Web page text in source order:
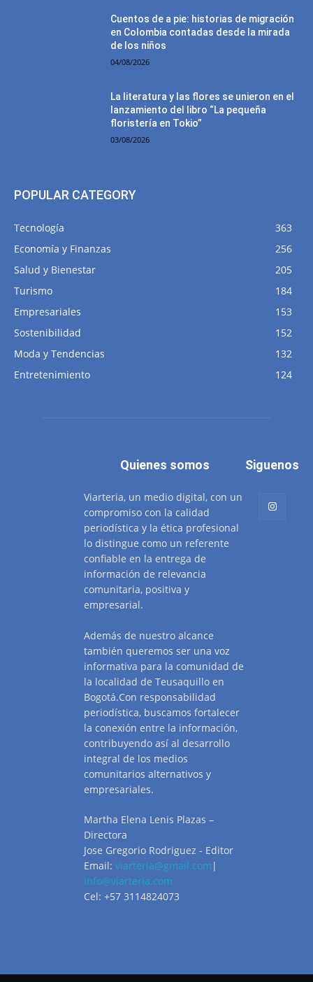
Cuentos de a pie: historias de migración
en Colombia contadas desde la mirada
de los niños
04/08/2026
La literatura y las flores se unieron en el
lanzamiento del libro “La pequeña
floristería en Tokio”
03/08/2026
POPULAR CATEGORY
Tecnología
363
Economía y Finanzas
256
Salud y Bienestar
205
Turismo
184
Empresariales
153
Sostenibilidad
152
Moda y Tendencias
132
Entretenimiento
124
Quienes somos
Viarteria, un medio digital, con un
compromiso con la calidad
periodística y la ética profesional
lo distingue como un referente
confiable en la entrega de
información de relevancia
comunitaria, positiva y
empresarial.
Además de nuestro alcance
también queremos ser una voz
informativa para la comunidad de
la localidad de Teusaquillo en
Bogotá.Con responsabilidad
periodística, buscamos fortalecer
la conexión entre la información,
contribuyendo así al desarrollo
integral de los medios
comunitarios alternativos y
empresariales.
Martha Elena Lenis Plazas –
Directora
Jose Gregorio Rodriguez - Editor
Email: viarteria@gmail.com |
info@viarteria.com
Cel: +57 3114824073
Siguenos